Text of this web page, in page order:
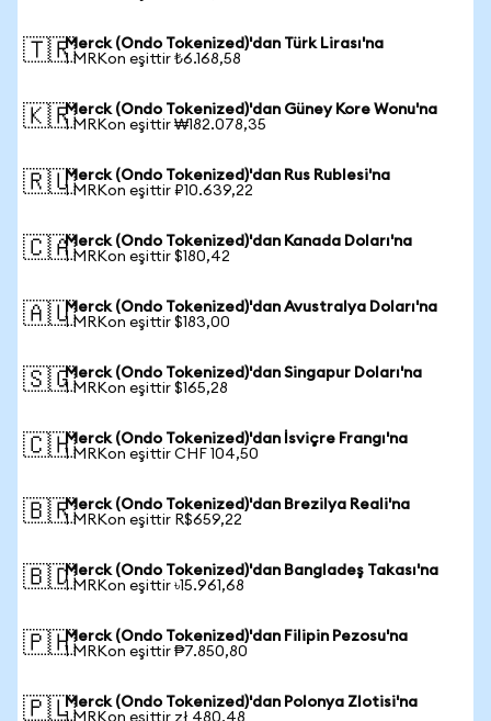
🇹🇷Merck (Ondo Tokenized)'dan Türk Lirası'na
1 MRKon eşittir ₺6.168,58
🇰🇷Merck (Ondo Tokenized)'dan Güney Kore Wonu'na
1 MRKon eşittir ₩182.078,35
🇷🇺Merck (Ondo Tokenized)'dan Rus Rublesi'na
1 MRKon eşittir ₽10.639,22
🇨🇦Merck (Ondo Tokenized)'dan Kanada Doları'na
1 MRKon eşittir $180,42
🇦🇺Merck (Ondo Tokenized)'dan Avustralya Doları'na
1 MRKon eşittir $183,00
🇸🇬Merck (Ondo Tokenized)'dan Singapur Doları'na
1 MRKon eşittir $165,28
🇨🇭Merck (Ondo Tokenized)'dan İsviçre Frangı'na
1 MRKon eşittir CHF 104,50
🇧🇷Merck (Ondo Tokenized)'dan Brezilya Reali'na
1 MRKon eşittir R$659,22
🇧🇩Merck (Ondo Tokenized)'dan Bangladeş Takası'na
1 MRKon eşittir ৳15.961,68
🇵🇭Merck (Ondo Tokenized)'dan Filipin Pezosu'na
1 MRKon eşittir ₱7.850,80
🇵🇱Merck (Ondo Tokenized)'dan Polonya Zlotisi'na
1 MRKon eşittir zł 480,48